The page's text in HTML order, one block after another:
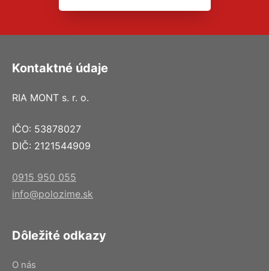
Kontaktné údaje
RIA MONT s. r. o.
IČO: 53878027
DIČ: 2121544909
0915 950 055
info@polozime.sk
Dôležité odkazy
O nás